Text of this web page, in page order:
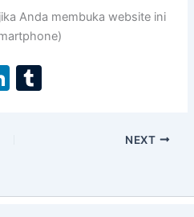
Anda membuka website ini
Li
n
NEXT